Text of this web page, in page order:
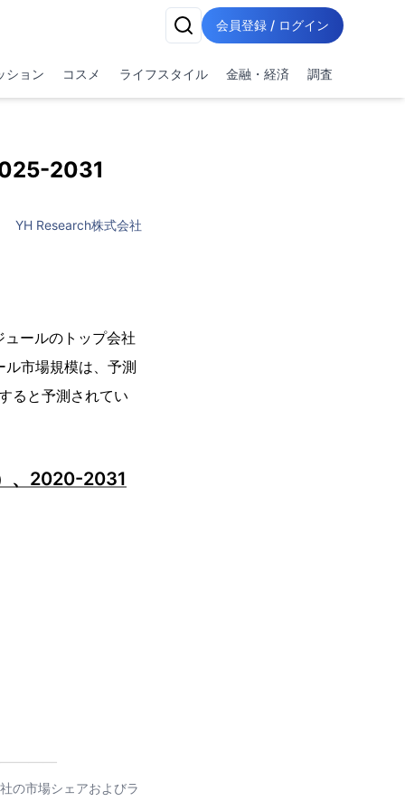
会員登録 / ログイン
ション コスメ ライフスタイル 金融・経済 調査
2031
YH Research株式会社
ールのトップ会社
市場規模は、予測
ると予測されてい
、2020-2031
の市場シェアおよびラ